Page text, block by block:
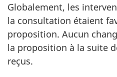
Globalement, les
la consultation étaient
proposition. Aucun
la proposition à la suite
reçus.